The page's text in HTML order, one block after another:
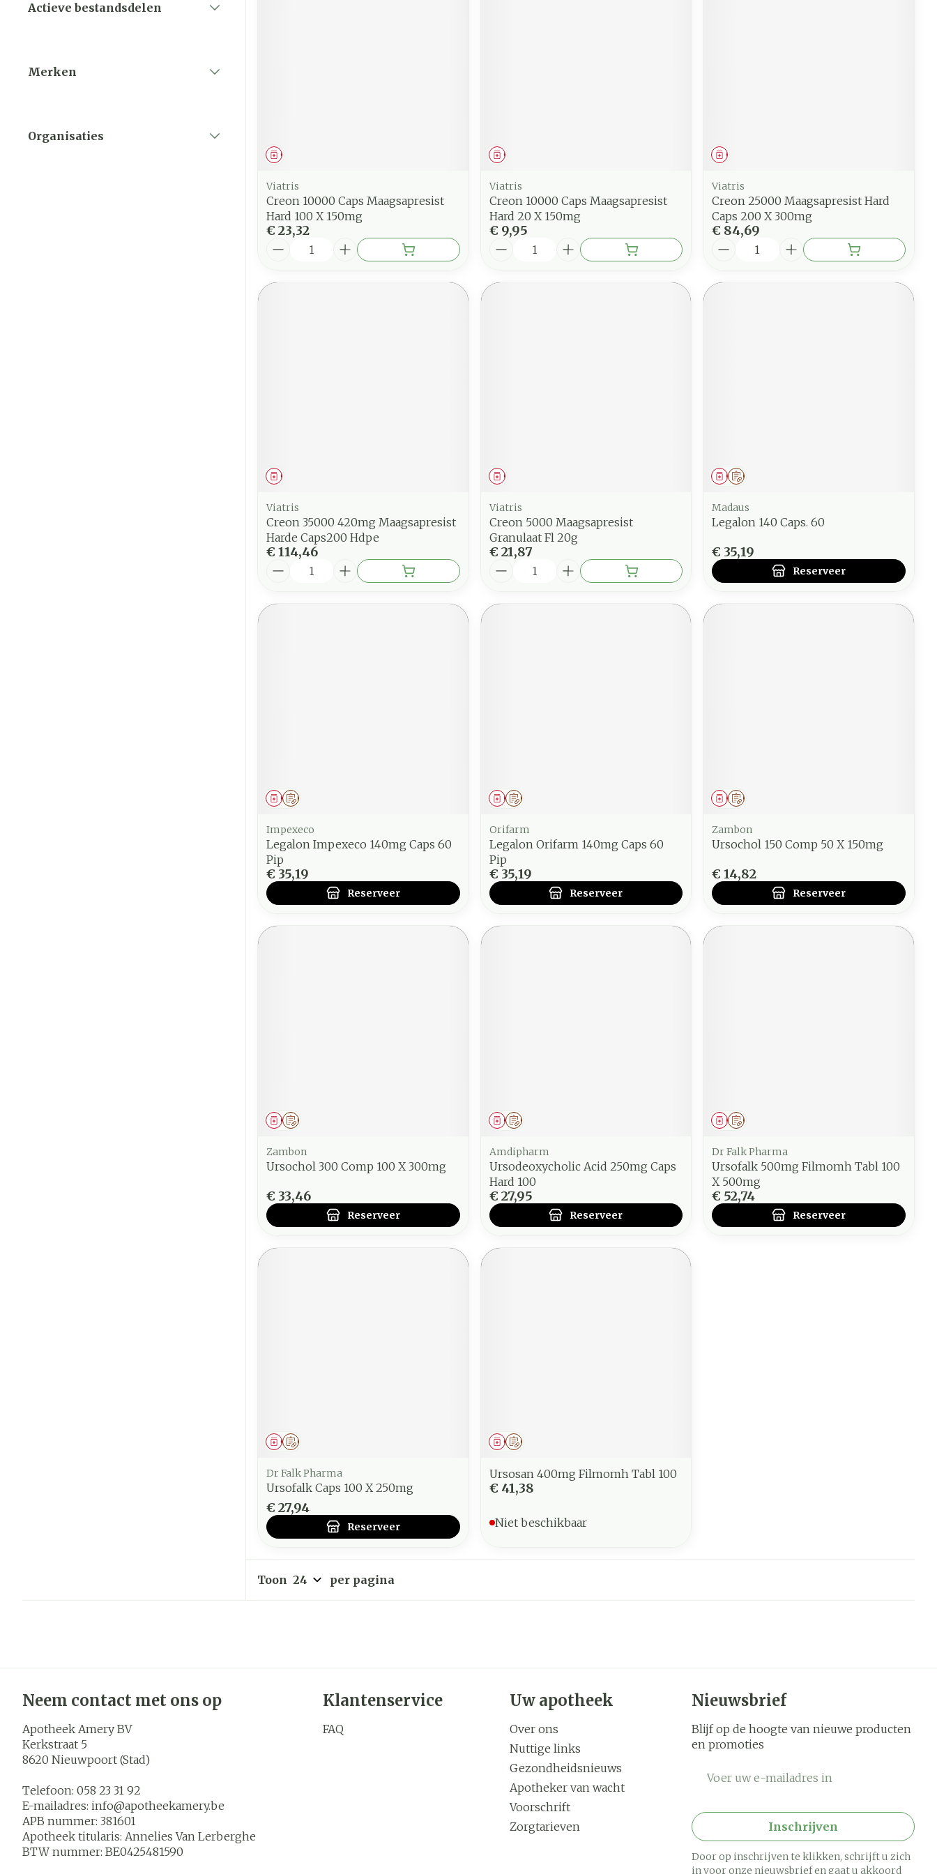
Actieve bestandsdelen
Merken
Organisaties
Geneesmiddel
Viatris
Creon 10000 Caps Maagsapresist
Hard 100 X 150mg
€ 23,32
Geneesmiddel
Viatris
Creon 10000 Caps Maagsapresist
Hard 20 X 150mg
€ 9,95
Geneesmiddel
Viatris
Creon 25000 Maagsapresist Hard
Caps 200 X 300mg
€ 84,69
Geneesmiddel
Viatris
Creon 35000 420mg Maagsapresist
Harde Caps200 Hdpe
€ 114,46
Geneesmiddel
Viatris
Creon 5000 Maagsapresist
Granulaat Fl 20g
€ 21,87
Op voorschrift
Geneesmiddel
Madaus
Legalon 140 Caps. 60
€ 35,19
Reserveer
Op voorschrift
Geneesmiddel
Impexeco
Legalon Impexeco 140mg Caps 60
Pip
€ 35,19
Reserveer
Op voorschrift
Geneesmiddel
Orifarm
Legalon Orifarm 140mg Caps 60
Pip
€ 35,19
Reserveer
Op voorschrift
Geneesmiddel
Zambon
Ursochol 150 Comp 50 X 150mg
€ 14,82
Reserveer
Op voorschrift
Geneesmiddel
Zambon
Ursochol 300 Comp 100 X 300mg
€ 33,46
Reserveer
Op voorschrift
Geneesmiddel
Amdipharm
Ursodeoxycholic Acid 250mg Caps
Hard 100
€ 27,95
Reserveer
Op voorschrift
Geneesmiddel
Dr Falk Pharma
Ursofalk 500mg Filmomh Tabl 100
X 500mg
€ 52,74
Reserveer
Op voorschrift
Geneesmiddel
Dr Falk Pharma
Ursofalk Caps 100 X 250mg
€ 27,94
Reserveer
Op voorschrift
Geneesmiddel
Ursosan 400mg Filmomh Tabl 100
€ 41,38
Niet beschikbaar
Toon per pagina
Neem contact met ons op
Apotheek Amery BV
Kerkstraat 5
8620 Nieuwpoort (Stad)
Telefoon: 058 23 31 92
E-mailadres: info@apotheekamery.be
APB nummer: 381601
Apotheek titularis: Annelies Van Lerberghe
BTW nummer: BE0425481590
Klantenservice
FAQ
Uw apotheek
Over ons
Nuttige links
Gezondheidsnieuws
Apotheker van wacht
Voorschrift
Zorgtarieven
Nieuwsbrief
Blijf op de hoogte van nieuwe producten
en promoties
Inschrijven
Door op inschrijven te klikken, schrijft u zich
in voor onze nieuwsbrief en gaat u akkoord